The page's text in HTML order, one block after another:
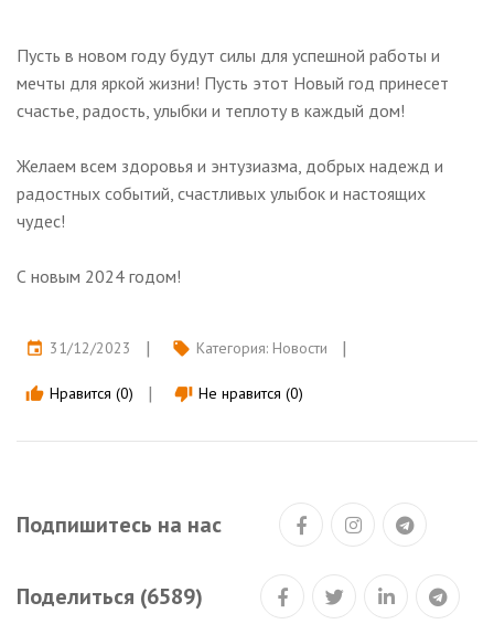
Пусть в новом году будут силы для успешной работы и
мечты для яркой жизни! Пусть этот Новый год принесет
счастье, радость, улыбки и теплоту в каждый дом!
Желаем всем здоровья и энтузиазма, добрых надежд и
радостных событий, счастливых улыбок и настоящих
чудес!
С новым 2024 годом!
event 31/12/2023 local_offer Категория: Новости
thumb_up Нравится (0) thumb_down Не нравится (0)
Подпишитесь на нас
Поделиться (6589)